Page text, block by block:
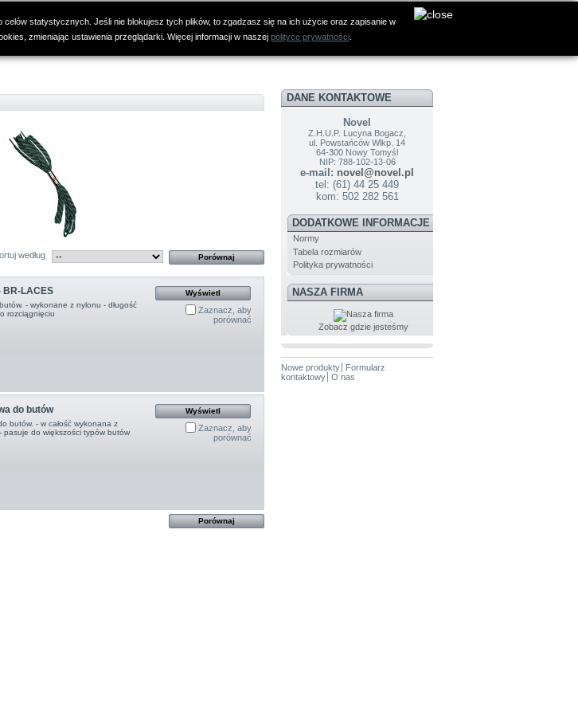
statystycznych. Jeśli nie blokujesz tych plików, to zgadzasz się na ich użycie oraz zapisanie w
zmieniając ustawienia przeglądarki. Więcej informacji w naszej polityce prywatności.
według
BR-LACES
- wykonane z nylonu - długość
rozciągnięciu
Wyświetl
Zaznacz, aby
porównać
do butów
butów. - w całość wykonana z
pasuje do większości typów butów
Wyświetl
Zaznacz, aby
porównać
DANE KONTAKTOWE
Novel
Z.H.U.P. Lucyna Bogacz,
ul. Powstańców Wlkp. 14
64-300 Nowy Tomyśl
NIP: 788-102-13-06
e-mail: novel@novel.pl
tel: (61) 44 25 449
kom: 502 282 561
DODATKOWE INFORMACJE
Normy
Tabela rozmiarów
Polityka prywatności
NASZA FIRMA
Zobacz gdzie jesteśmy
Nowe produkty
Formularz
kontaktowy O nas